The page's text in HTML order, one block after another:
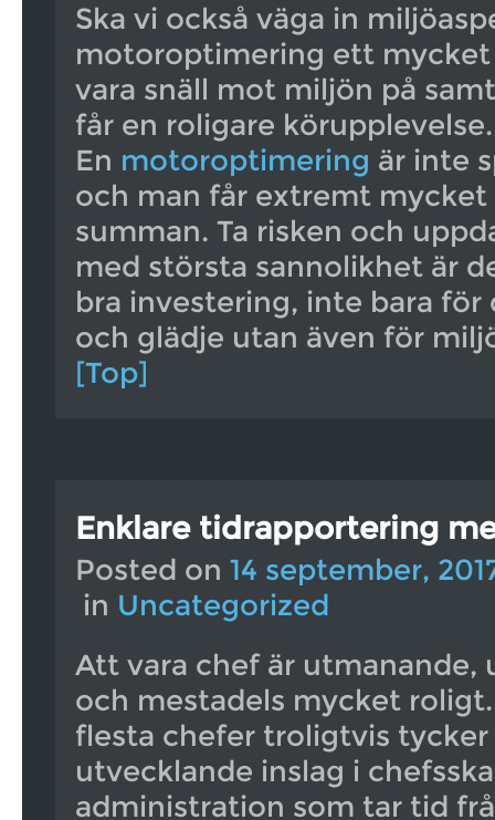
Ska vi också väga in
motoroptimering ett
vara snäll mot miljön på
får en roligare körupplevelse.
En motoroptimering är inte
och man får extremt
summan. Ta risken och
med största sannolikhet är
bra investering, inte bara för
och glädje utan även för
[Top]
Enklare tidrapportering
Posted on 14 september,
in Uncategorized
Att vara chef är utmanande,
och mestadels mycket
flesta chefer troligtvis
utvecklande inslag i
administration som tar tid